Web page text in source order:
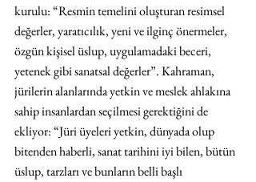
kurulu: “Resmin temelini oluşturan resimsel
değerler, yaratıcılık, yeni ve ilginç önermeler,
özgün kişisel üslup, uygulamadaki beceri,
yetenek gibi sanatsal değerler”. Kahraman,
jürilerin alanlarında yetkin ve meslek ahlakına
sahip insanlardan seçilmesi gerektiğini de
ekliyor: “Jüri üyeleri yetkin, dünyada olup
bitenden haberli, sanat tarihini iyi bilen, bütün
üslup, tarzları ve bunların belli başlı